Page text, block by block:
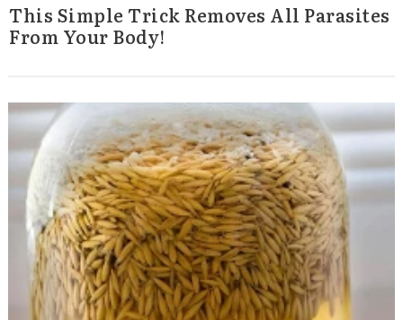
This Simple Trick Removes All Parasites
From Your Body!